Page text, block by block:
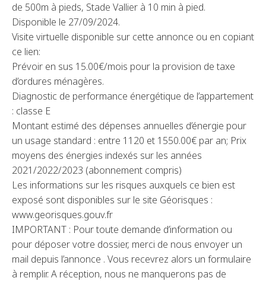
de 500m à pieds, Stade Vallier à 10 min à pied.
Disponible le 27/09/2024.
Visite virtuelle disponible sur cette annonce ou en copiant
ce lien:
Prévoir en sus 15.00€/mois pour la provision de taxe
d’ordures ménagères.
Diagnostic de performance énergétique de l’appartement
: classe E
Montant estimé des dépenses annuelles d’énergie pour
un usage standard : entre 1120 et 1550.00€ par an; Prix
moyens des énergies indexés sur les années
2021/2022/2023 (abonnement compris)
Les informations sur les risques auxquels ce bien est
exposé sont disponibles sur le site Géorisques :
www.georisques.gouv.fr
IMPORTANT : Pour toute demande d’information ou
pour déposer votre dossier, merci de nous envoyer un
mail depuis l’annonce . Vous recevrez alors un formulaire
à remplir. A réception, nous ne manquerons pas de